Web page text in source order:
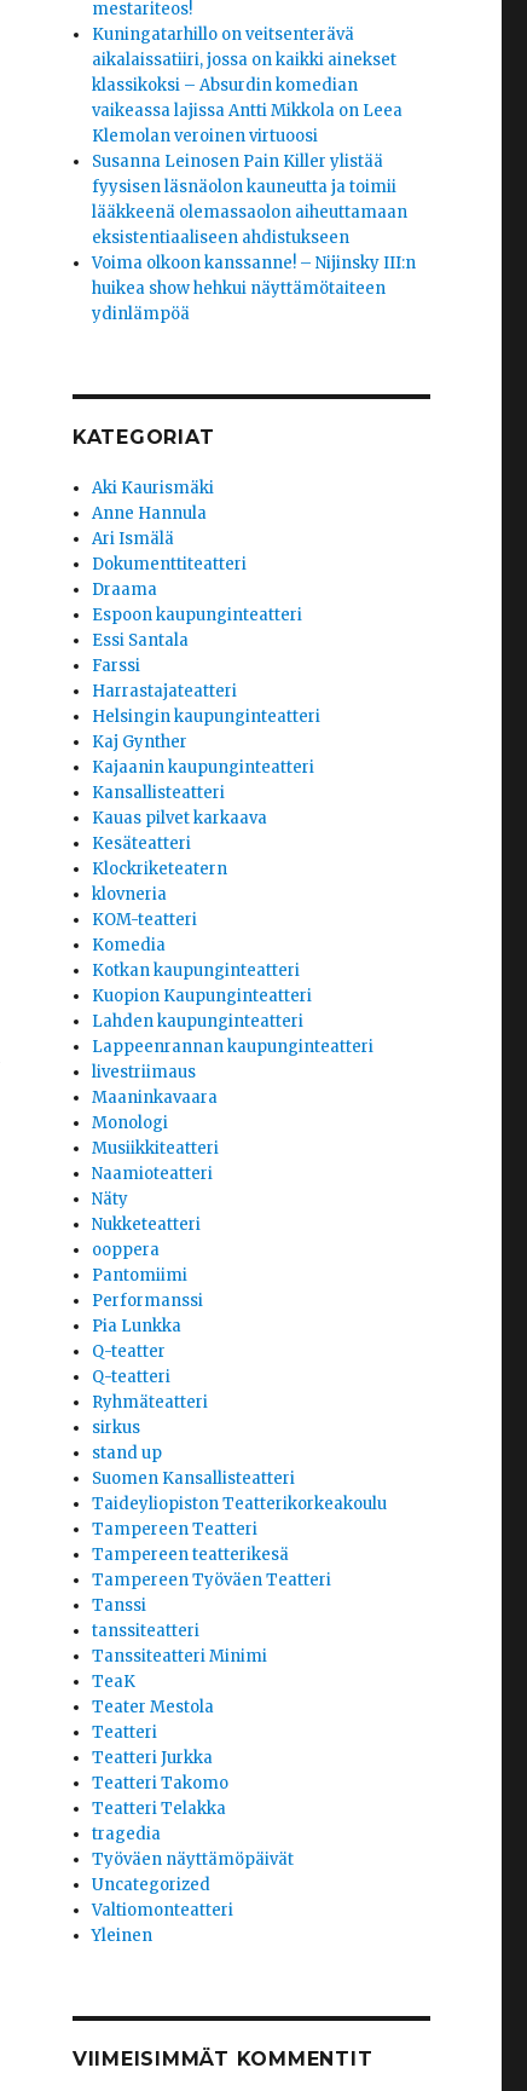
mestariteos!
Kuningatarhillo on veitsenterävä
aikalaissatiiri, jossa on kaikki ainekset
klassikoksi – Absurdin komedian
vaikeassa lajissa Antti Mikkola on Leea
Klemolan veroinen virtuoosi
Susanna Leinosen Pain Killer ylistää
fyysisen läsnäolon kauneutta ja toimii
lääkkeenä olemassaolon aiheuttamaan
eksistentiaaliseen ahdistukseen
Voima olkoon kanssanne! – Nijinsky III:n
huikea show hehkui näyttämötaiteen
ydinlämpöä
KATEGORIAT
Aki Kaurismäki
Anne Hannula
Ari Ismälä
Dokumenttiteatteri
Draama
Espoon kaupunginteatteri
Essi Santala
Farssi
Harrastajateatteri
Helsingin kaupunginteatteri
Kaj Gynther
Kajaanin kaupunginteatteri
Kansallisteatteri
Kauas pilvet karkaava
Kesäteatteri
Klockriketeatern
klovneria
KOM-teatteri
Komedia
Kotkan kaupunginteatteri
Kuopion Kaupunginteatteri
Lahden kaupunginteatteri
Lappeenrannan kaupunginteatteri
livestriimaus
Maaninkavaara
Monologi
Musiikkiteatteri
Naamioteatteri
Näty
Nukketeatteri
ooppera
Pantomiimi
Performanssi
Pia Lunkka
Q-teatter
Q-teatteri
Ryhmäteatteri
sirkus
stand up
Suomen Kansallisteatteri
Taideyliopiston Teatterikorkeakoulu
Tampereen Teatteri
Tampereen teatterikesä
Tampereen Työväen Teatteri
Tanssi
tanssiteatteri
Tanssiteatteri Minimi
TeaK
Teater Mestola
Teatteri
Teatteri Jurkka
Teatteri Takomo
Teatteri Telakka
tragedia
Työväen näyttämöpäivät
Uncategorized
Valtiomonteatteri
Yleinen
VIIMEISIMMÄT KOMMENTIT